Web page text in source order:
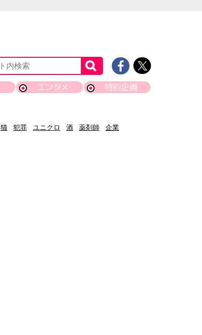
エンタメ 特別企画
猫 犯罪 ユニクロ 酒 薬剤師
企業